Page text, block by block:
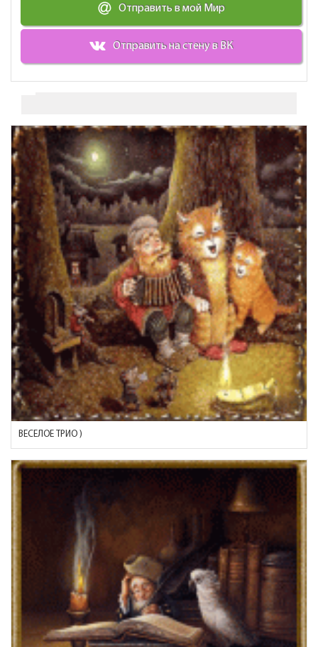
Отправить в мой Мир
Отправить на стену в ВК
ВЕСЕЛОЕ ТРИО )